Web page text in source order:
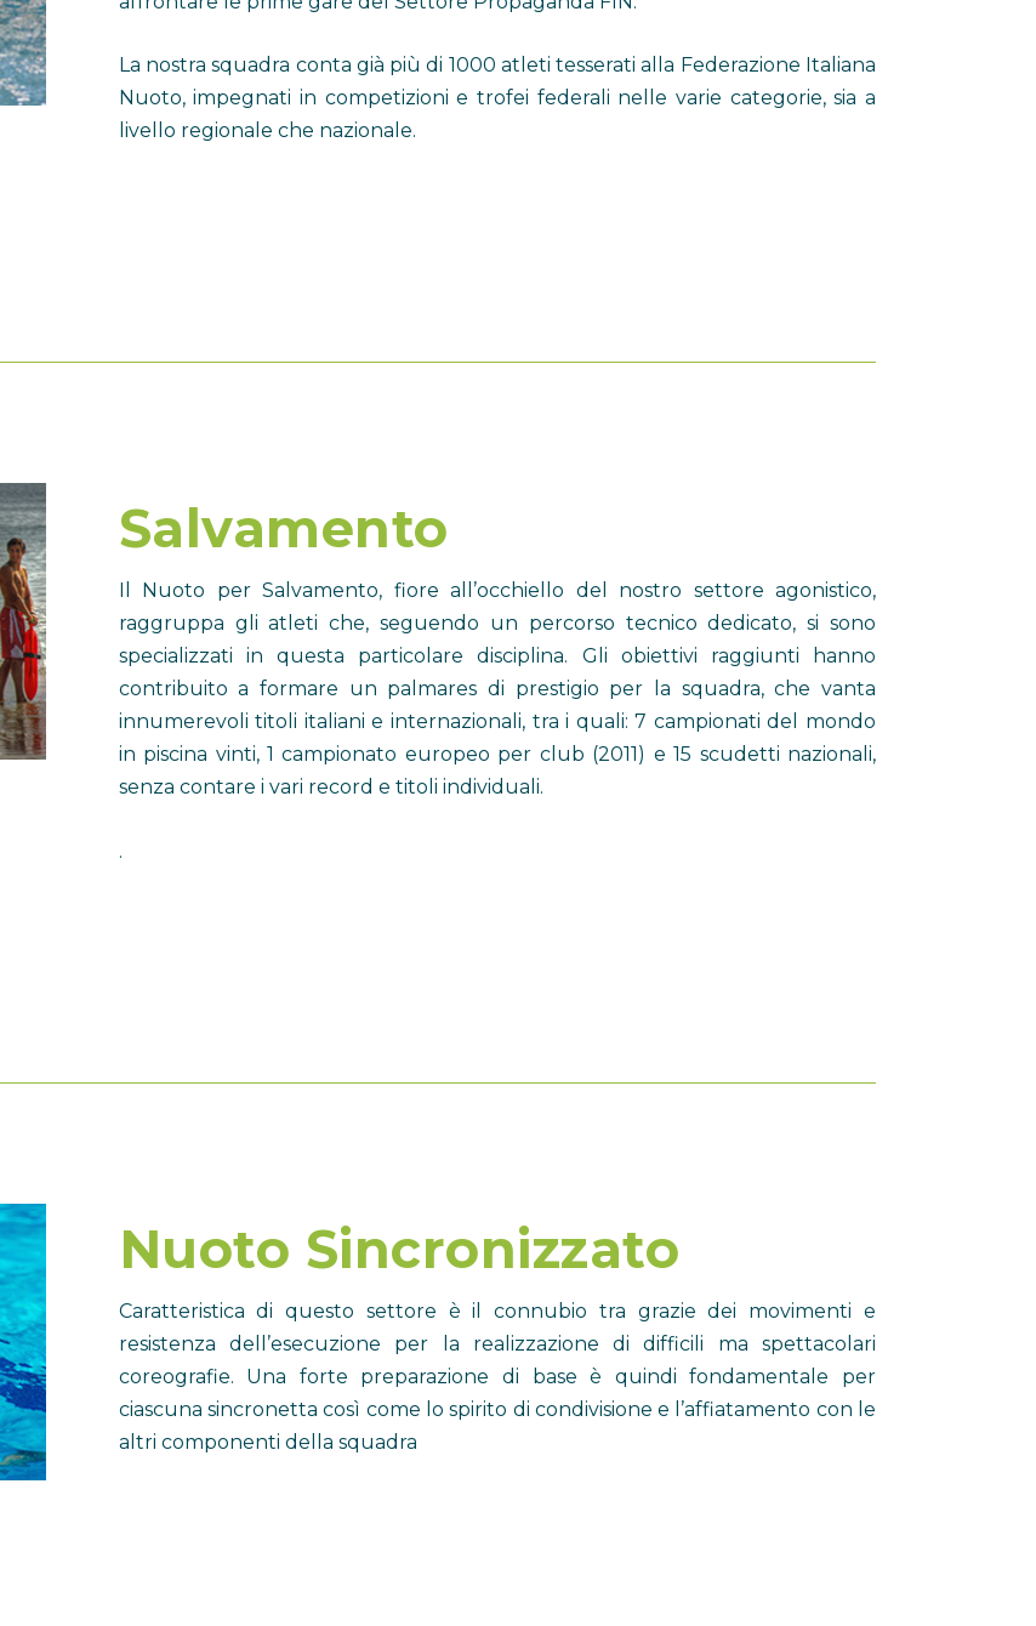
La nostra squadra conta già più di 1000 atleti tesserati alla Federazione Italiana
Nuoto, impegnati in competizioni e trofei federali nelle varie categorie, sia a
livello regionale che nazionale.
Salvamento
Il Nuoto per Salvamento, fiore all’occhiello del nostro settore agonistico,
raggruppa gli atleti che, seguendo un percorso tecnico dedicato, si sono
specializzati in questa particolare disciplina. Gli obiettivi raggiunti hanno
contribuito a formare un palmares di prestigio per la squadra, che vanta
innumerevoli titoli italiani e internazionali, tra i quali: 7 campionati del mondo
in piscina vinti, 1 campionato europeo per club (2011) e 15 scudetti nazionali,
senza contare i vari record e titoli individuali.
.
Nuoto Sincronizzato
Caratteristica di questo settore è il connubio tra grazie dei movimenti e
resistenza dell’esecuzione per la realizzazione di difficili ma spettacolari
coreografie. Una forte preparazione di base è quindi fondamentale per
ciascuna sincronetta così come lo spirito di condivisione e l’affiatamento con le
altri componenti della squadra